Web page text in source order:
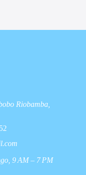
Riobamba,
9 AM – 7 PM